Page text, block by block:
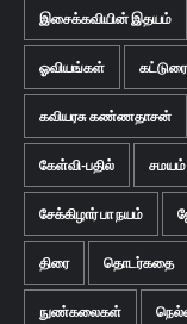
இசைக்கவியின் இதயம்
ஓவியங்கள்
கவியரசு கண்ணதாசன்
கேள்வி-பதில் சமயம்
சேக்கிழார் பா நயம்
திரை தொடர்கதை
நுண்கலைகள்